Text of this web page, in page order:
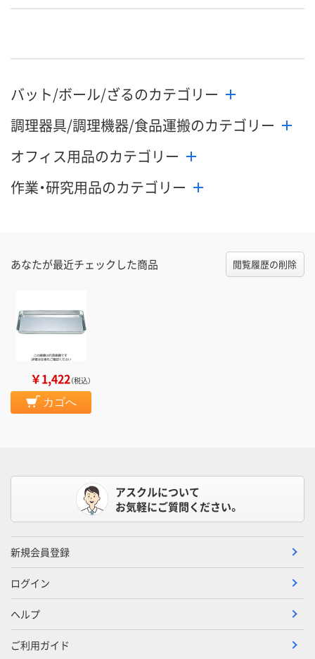
バット/ボール/ざるのカテゴリー
調理器具/調理機器/食品運搬のカテゴリー
オフィス用品のカテゴリー
作業・研究用品のカテゴリー
あなたが最近チェックした商品 閲覧履歴の削除
￥1,422（税込）
カゴへ
アスクルについて
お気軽にご質問ください。
新規会員登録
ログイン
ヘルプ
ご利用ガイド